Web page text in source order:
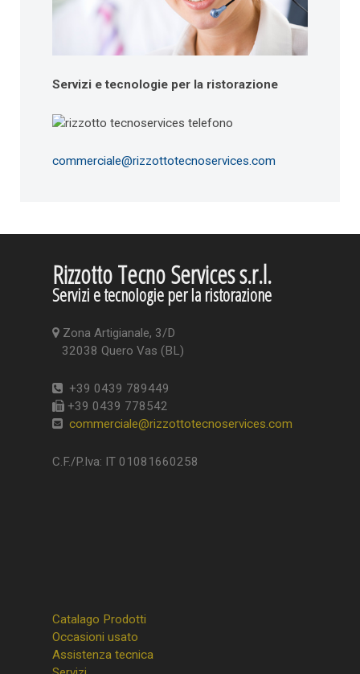
Servizi e tecnologie per la ristorazione
commerciale@rizzottotecnoservices.com
Rizzotto Tecno Services s.r.l.
Servizi e tecnologie per la ristorazione
Zona Artigianale, 3/D
32038 Quero Vas (BL)
+39 0439 789449
+39 0439 778542
commerciale@rizzottotecnoservices.com
C.F./P.Iva: IT 01081660258
Catalago Prodotti
Occasioni usato
Assistenza tecnica